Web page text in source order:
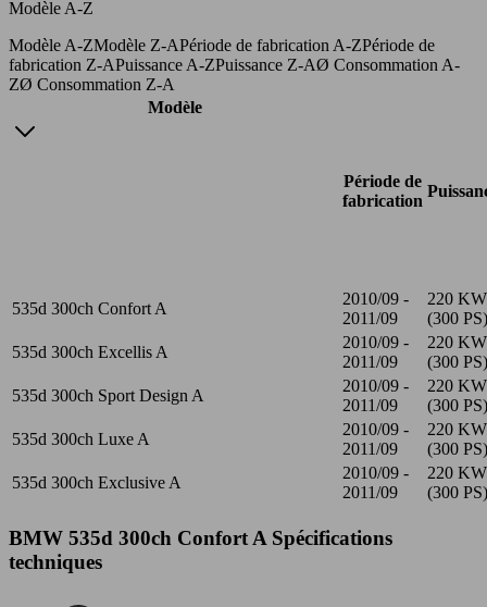
Modèle A-Z
Modèle A-ZModèle Z-APériode de fabrication A-ZPériode de
fabrication Z-APuissance A-ZPuissance Z-AØ Consommation A-
ZØ Consommation Z-A
Modèle
Période de
fabrication
535d 300ch Confort A
2010/09 -
2011/09
220 KW
(300 PS)
535d 300ch Excellis A
2010/09 -
2011/09
220 KW
(300 PS)
535d 300ch Sport Design A
2010/09 -
2011/09
220 KW
(300 PS)
535d 300ch Luxe A
2010/09 -
2011/09
220 KW
(300 PS)
535d 300ch Exclusive A
2010/09 -
2011/09
220 KW
(300 PS)
BMW 535d 300ch Confort A Spécifications
techniques